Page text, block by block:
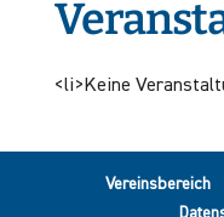
<li>Keine
Vereinsbereich